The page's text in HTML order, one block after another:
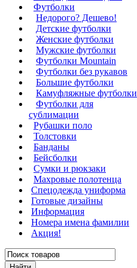
Футболки
Недорого? Дешево!
Детские футболки
Женские футболки
Мужские футболки
Футболки Mountain
Футболки без рукавов
Большие футболки
Камуфляжные футболки
Футболки для
сублимации
Рубашки поло
Толстовки
Банданы
Бейсболки
Сумки и рюкзаки
Махровые полотенца
Cпецодежда униформа
Готовые дизайны
Информация
Номера имена фамилии
Акция!